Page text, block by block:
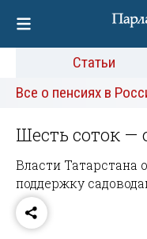
Статьи
Все о пенсиях в
Шесть соток —
Власти Татарстана
поддержку